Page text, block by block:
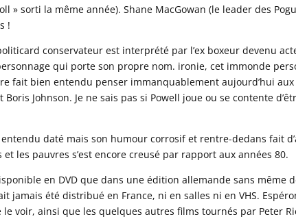
» sorti la même année). Shane MacGowan (le leader des
!
conservateur est interprété par l’ex boxeur devenu
qui porte son propre nom. ironie, cet immonde
fait bien entendu penser immanquablement aujourd’hui
Johnson. Je ne sais pas si Powell joue ou se contente
entendu daté mais son humour corrosif et rentre-dedans fait
les pauvres s’est encore creusé par rapport aux années 80.
en DVD que dans une édition allemande sans même
jamais été distribué en France, ni en salles ni en VHS.
voir, ainsi que les quelques autres films tournés par Peter